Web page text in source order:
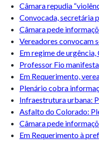
Câmara repudia
Convocada, secretária
Câmara pede
Vereadores convocam
Em regime de
Professor Fio
Em Requerimento,
Plenário cobra
Infraestrutura urbana:
Asfalto do Colorado:
Câmara pede
Em Requerimento à